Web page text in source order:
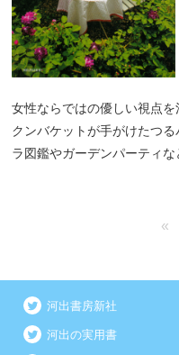
女性ならではの優しい視点
クンバケットが手がけたつ
ラ図鑑やガーデンパーティな
«
河出書房新社
河出の実用書